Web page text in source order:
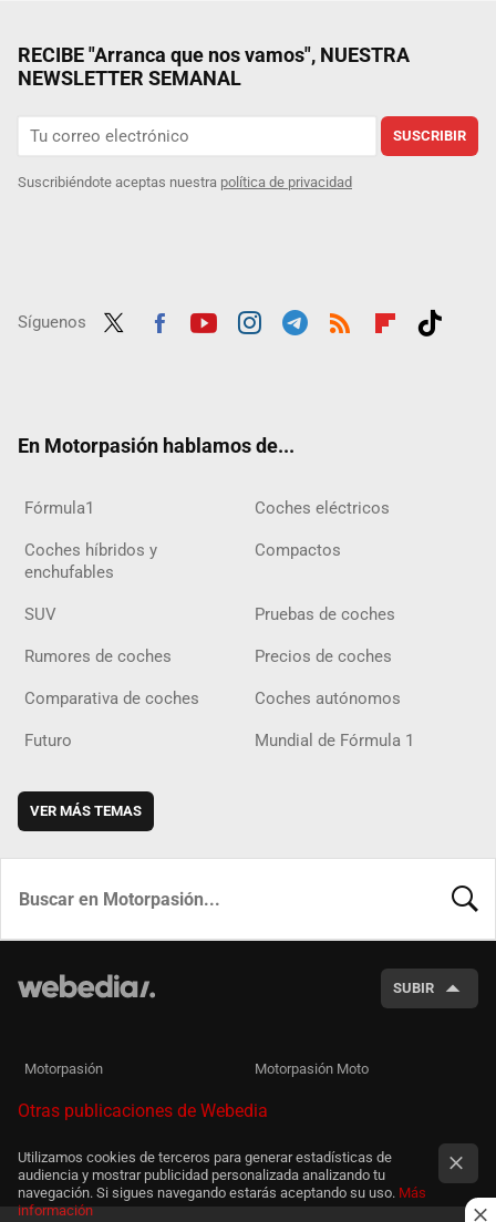
RECIBE "Arranca que nos vamos", NUESTRA
NEWSLETTER SEMANAL
SUSCRIBIR
Suscribiéndote aceptas nuestra política de privacidad
Síguenos
En Motorpasión hablamos de...
Fórmula1 Coches eléctricos
Coches híbridos y
enchufables
Compactos
SUV Pruebas de coches
Rumores de coches Precios de coches
Comparativa de coches Coches autónomos
Futuro Mundial de Fórmula 1
VER MÁS TEMAS
SUBIR
Motorpasión Motorpasión Moto
Otras publicaciones de Webedia
Utilizamos cookies de terceros para generar estadísticas de
audiencia y mostrar publicidad personalizada analizando tu
navegación. Si sigues navegando estarás aceptando su uso. Más
información